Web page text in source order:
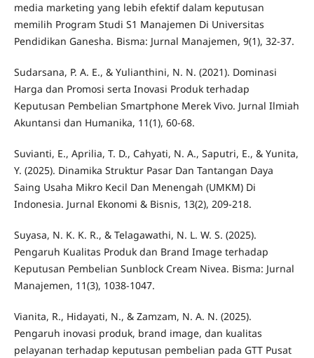
media marketing yang lebih efektif dalam keputusan
memilih Program Studi S1 Manajemen Di Universitas
Pendidikan Ganesha. Bisma: Jurnal Manajemen, 9(1), 32-37.
Sudarsana, P. A. E., & Yulianthini, N. N. (2021). Dominasi
Harga dan Promosi serta Inovasi Produk terhadap
Keputusan Pembelian Smartphone Merek Vivo. Jurnal Ilmiah
Akuntansi dan Humanika, 11(1), 60-68.
Suvianti, E., Aprilia, T. D., Cahyati, N. A., Saputri, E., & Yunita,
Y. (2025). Dinamika Struktur Pasar Dan Tantangan Daya
Saing Usaha Mikro Kecil Dan Menengah (UMKM) Di
Indonesia. Jurnal Ekonomi & Bisnis, 13(2), 209-218.
Suyasa, N. K. K. R., & Telagawathi, N. L. W. S. (2025).
Pengaruh Kualitas Produk dan Brand Image terhadap
Keputusan Pembelian Sunblock Cream Nivea. Bisma: Jurnal
Manajemen, 11(3), 1038-1047.
Vianita, R., Hidayati, N., & Zamzam, N. A. N. (2025).
Pengaruh inovasi produk, brand image, dan kualitas
pelayanan terhadap keputusan pembelian pada GTT Pusat